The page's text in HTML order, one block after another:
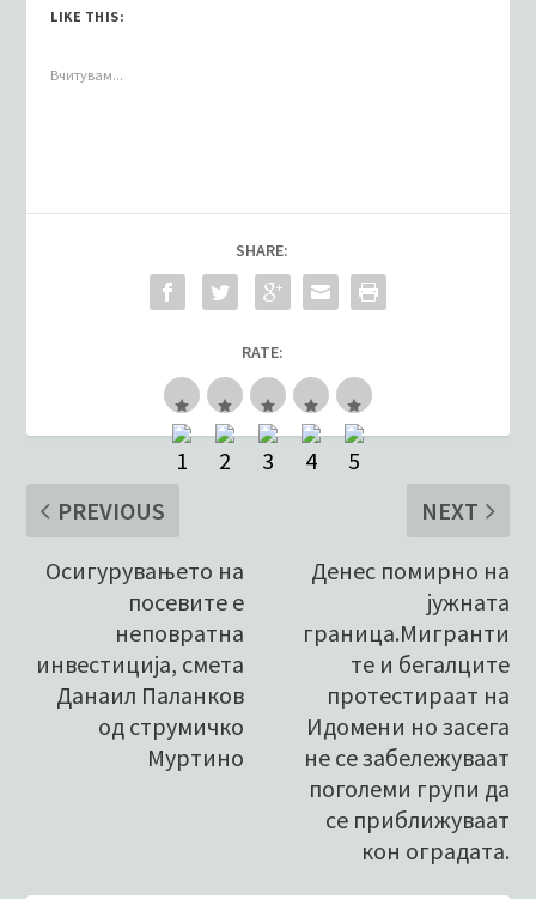
LIKE THIS:
Вчитувам...
SHARE:
RATE:
PREVIOUS
Осигурувањето на
посевите е
неповратна
инвестиција, смета
Данаил Паланков
од струмичко
Муртино
NEXT
Денес помирно на
јужната
граница.Мигранти
те и бегалците
протестираат на
Идомени но засега
не се забележуваат
поголеми групи да
се приближуваат
кон оградата.